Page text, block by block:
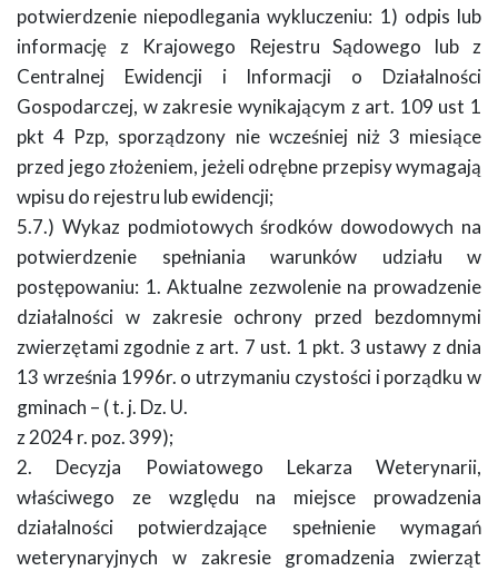
potwierdzenie niepodlegania wykluczeniu: 1) odpis lub
informację z Krajowego Rejestru Sądowego lub z
Centralnej Ewidencji i Informacji o Działalności
Gospodarczej, w zakresie wynikającym z art. 109 ust 1
pkt 4 Pzp, sporządzony nie wcześniej niż 3 miesiące
przed jego złożeniem, jeżeli odrębne przepisy wymagają
wpisu do rejestru lub ewidencji;
5.7.) Wykaz podmiotowych środków dowodowych na
potwierdzenie spełniania warunków udziału w
postępowaniu: 1. Aktualne zezwolenie na prowadzenie
działalności w zakresie ochrony przed bezdomnymi
zwierzętami zgodnie z art. 7 ust. 1 pkt. 3 ustawy z dnia
13 września 1996r. o utrzymaniu czystości i porządku w
gminach – ( t. j. Dz. U.
z 2024 r. poz. 399);
2. Decyzja Powiatowego Lekarza Weterynarii,
właściwego ze względu na miejsce prowadzenia
działalności potwierdzające spełnienie wymagań
weterynaryjnych w zakresie gromadzenia zwierząt